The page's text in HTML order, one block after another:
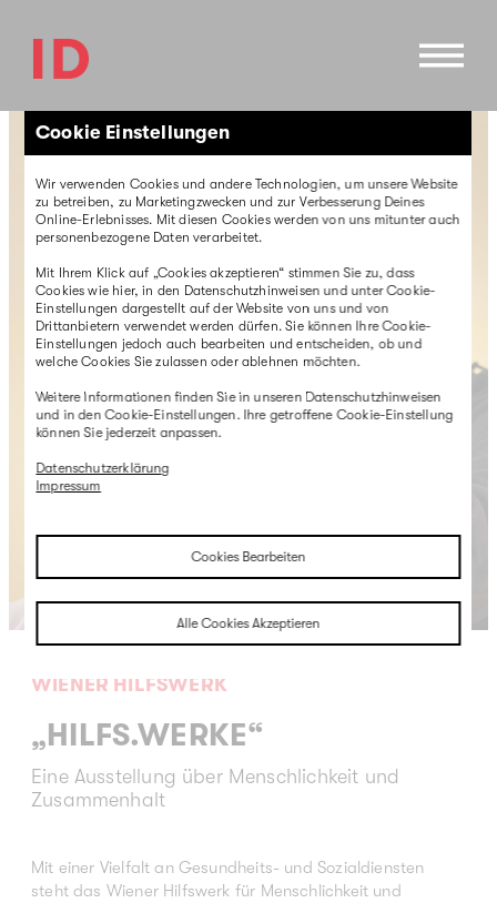
WIENER HILFSWERK
„HILFS.WERKE“
Eine Ausstellung über Menschlichkeit und
Zusammenhalt
Mit einer Vielfalt an Gesundheits- und Sozialdiensten
steht das Wiener Hilfswerk für Menschlichkeit und
Cookie Einstellungen
Wir verwenden Cookies und andere Technologien, um unsere Website
zu betreiben, zu Marketingzwecken und zur Verbesserung Deines
Online-Erlebnisses. Mit diesen Cookies werden von uns mitunter auch
personenbezogene Daten verarbeitet.
Mit Ihrem Klick auf „Cookies akzeptieren“ stimmen Sie zu, dass
Cookies wie hier, in den Datenschutzhinweisen und unter Cookie-
Einstellungen dargestellt auf der Website von uns und von
Drittanbietern verwendet werden dürfen. Sie können Ihre Cookie-
Einstellungen jedoch auch bearbeiten und entscheiden, ob und
welche Cookies Sie zulassen oder ablehnen möchten.
Weitere Informationen finden Sie in unseren Datenschutzhinweisen
und in den Cookie-Einstellungen. Ihre getroffene Cookie-Einstellung
können Sie jederzeit anpassen.
Datenschutzerklärung
Impressum
Cookies Bearbeiten
Alle Cookies Akzeptieren